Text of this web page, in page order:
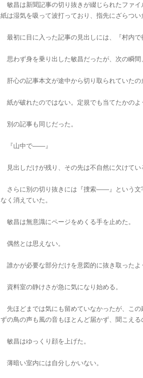
敏昌は新聞記事の切り抜きが綴じられたファ
紙は湿気を吸って波打っており、指先にざらつい
最初に目に入った記事の見出しには、『村内で
思わず身を乗り出した敏昌だったが、次の瞬間
肝心の記事本文が途中から切り取られていたの
紙が破れたのではない。定規でも当てたかのよ
別の記事も同じだった。
『山中で――』
見出しだけが残り、その先は不自然に欠けてい
さらに別の切り抜きには『捜索――』という文
なく消えていた。
敏昌は無意識にページをめくる手を止めた。
偶然とは思えない。
誰かが必要な部分だけを意図的に抜き取ったよ
資料室の静けさが急に気になり始める。
先ほどまでは気にも留めていなかったが、こ
ずの鳥の声も風の音もほとんど届かず、聞こえ
敏昌はゆっくり顔を上げた。
薄暗い室内には自分しかいない。